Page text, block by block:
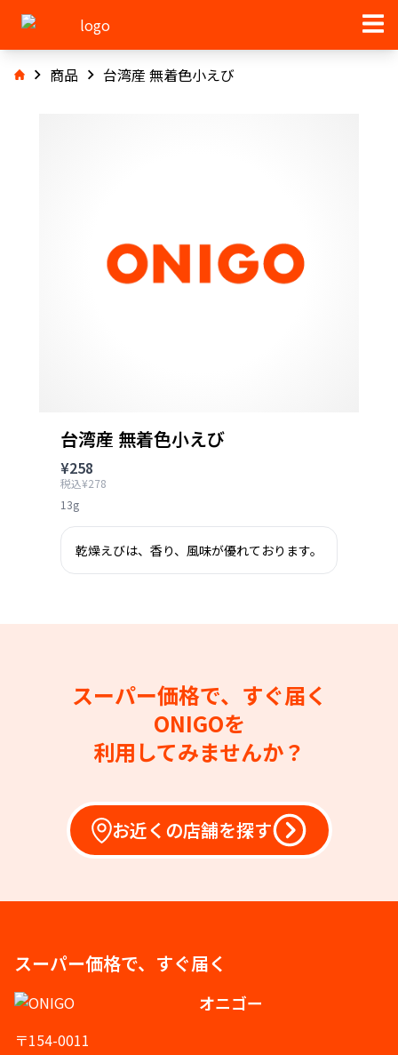
商品 台湾産 無着色小えび
台湾産 無着色小えび
¥258
税込¥278
13g
乾燥えびは、香り、風味が優れております。
スーパー価格で、すぐ届く
ONIGOを
利用してみませんか？
お近くの店舗を探す
スーパー価格で、すぐ届く
オニゴー
〒154-0011